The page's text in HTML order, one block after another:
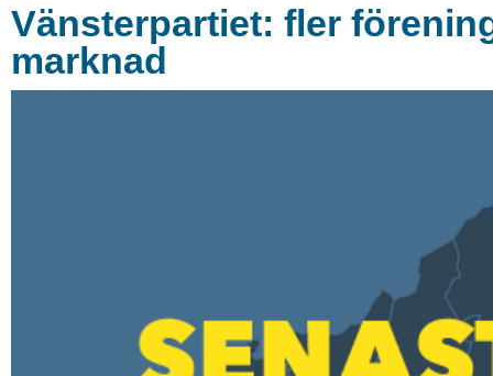
Vänsterpartiet: fler
marknad